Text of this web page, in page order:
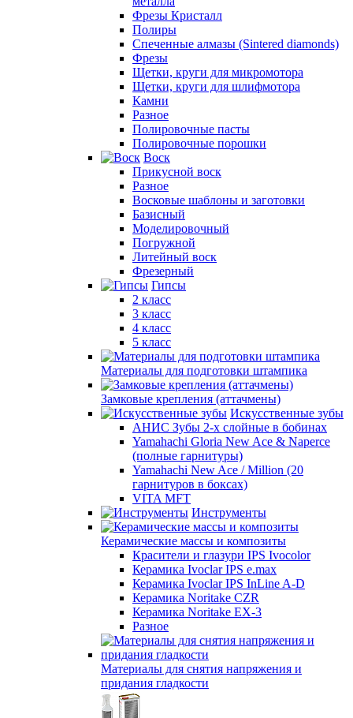
Фрезы Кристалл
Полиры
Спеченные алмазы (Sintered diamonds)
Фрезы
Щетки, круги для микромотора
Щетки, круги для шлифмотора
Камни
Разное
Полировочные пасты
Полировочные порошки
Воск
Прикусной воск
Разное
Восковые шаблоны и заготовки
Базисный
Моделировочный
Погружной
Литейный воск
Фрезерный
Гипсы
2 класс
3 класс
4 класс
5 класс
Материалы для подготовки штампика
Замковые крепления (аттачмены)
Искусственные зубы
АНИС Зубы 2-х слойные в бобинах
Yamahachi Gloria New Ace & Naperce
(полные гарнитуры)
Yamahachi New Ace / Million (20
гарнитуров в боксах)
VITA MFT
Инструменты
Керамические массы и композиты
Красители и глазури IPS Ivocolor
Керамика Ivoclar IPS e.max
Керамика Ivoclar IPS InLine A-D
Керамика Noritake CZR
Керамика Noritake EX-3
Разное
Материалы для снятия напряжения и
придания гладкости